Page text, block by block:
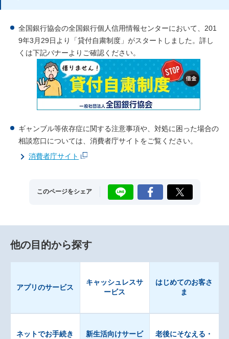
全国銀行協会の全国銀行個人信用情報センターにおいて、201
9年3月29日より「貸付自粛制度」がスタートしました。詳し
くは下記バナーよりご確認ください。
ギャンブル等依存症に関する注意事項や、対処に困った場合の
相談窓口については、消費者庁サイトをご覧ください。
消費者庁サイト
このページをシェア LINE Facebook X
他の目的から探す
アプリのサービス
キャッシュレスサ
ービス
はじめてのお客さ
ま
ネットでお手続き
新生活向けサービ
老後にそなえる・